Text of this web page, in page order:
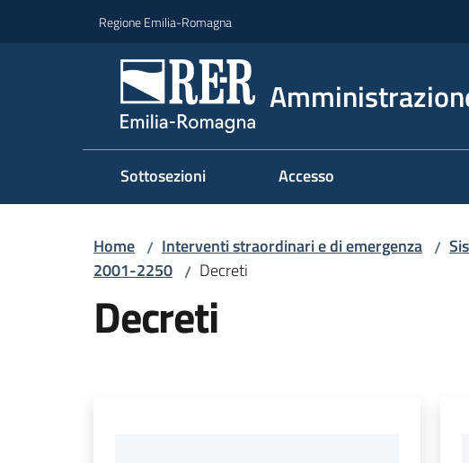
Regione Emilia-Romagna
Sottosezioni Accesso
Home / Interventi straordinari e di emergenza /
2001-2250 / Decreti
Decreti